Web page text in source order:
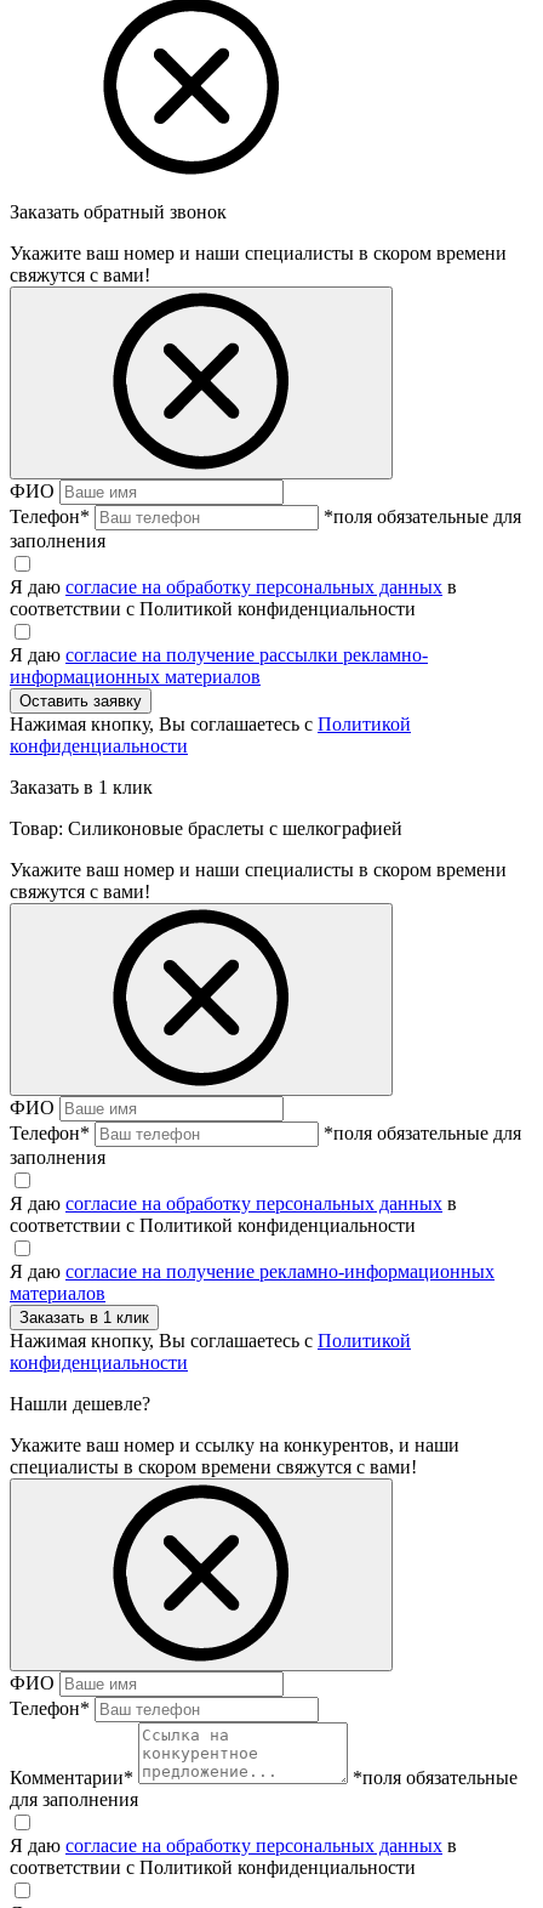
Заказать обратный звонок
Укажите ваш номер и наши специалисты в скором времени
свяжутся с вами!
ФИО
Телефон*
*поля обязательные для
заполнения
Я даю согласие на обработку персональных данных в
соответствии с Политикой конфиденциальности
Я даю согласие на получение рассылки рекламно-
информационных материалов
Нажимая кнопку, Вы соглашаетесь с Политикой
конфиденциальности
Заказать в 1 клик
Товар: Силиконовые браслеты с шелкографией
Укажите ваш номер и наши специалисты в скором времени
свяжутся с вами!
ФИО
Телефон*
*поля обязательные для
заполнения
Я даю согласие на обработку персональных данных в
соответствии с Политикой конфиденциальности
Я даю согласие на получение рекламно-информационных
материалов
Нажимая кнопку, Вы соглашаетесь с Политикой
конфиденциальности
Нашли дешевле?
Укажите ваш номер и ссылку на конкурентов, и наши
специалисты в скором времени свяжутся с вами!
ФИО
Телефон*
Комментарии*
*поля обязательные
для заполнения
Я даю согласие на обработку персональных данных в
соответствии с Политикой конфиденциальности